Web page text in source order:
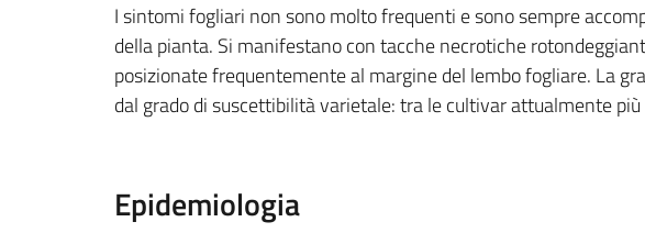
I sintomi fogliari non sono molto frequenti e sono sempre
della pianta. Si manifestano con tacche necrotiche
posizionate frequentemente al margine del lembo fogliare. La
dal grado di suscettibilità varietale: tra le cultivar attualmente
Epidemiologia